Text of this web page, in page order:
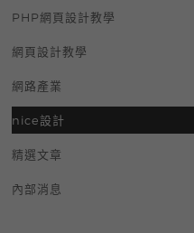
PHP網頁設計教學
網頁設計教學
網路產業
nice設計
精選文章
內部消息